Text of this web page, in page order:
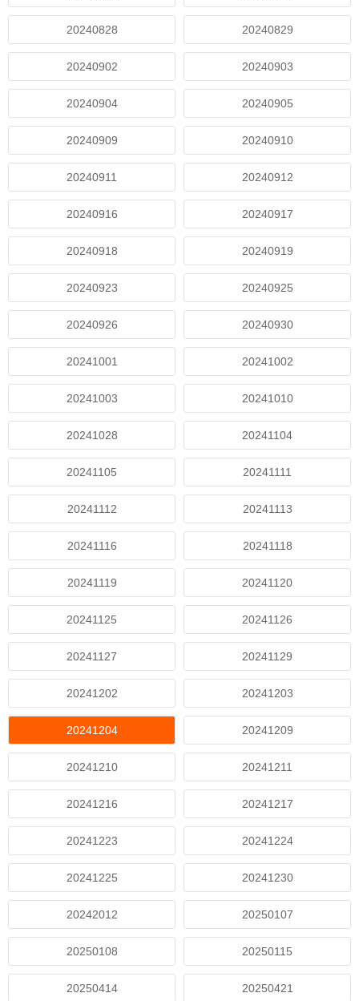
20240828 20240829
20240902 20240903
20240904 20240905
20240909 20240910
20240911 20240912
20240916 20240917
20240918 20240919
20240923 20240925
20240926 20240930
20241001 20241002
20241003 20241010
20241028 20241104
20241105 20241111
20241112 20241113
20241116 20241118
20241119 20241120
20241125 20241126
20241127 20241129
20241202 20241203
20241204 20241209
20241210 20241211
20241216 20241217
20241223 20241224
20241225 20241230
20242012 20250107
20250108 20250115
20250414 20250421